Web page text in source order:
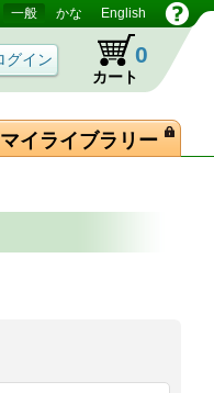
一般 かな English
カート
0
マイライブラリー